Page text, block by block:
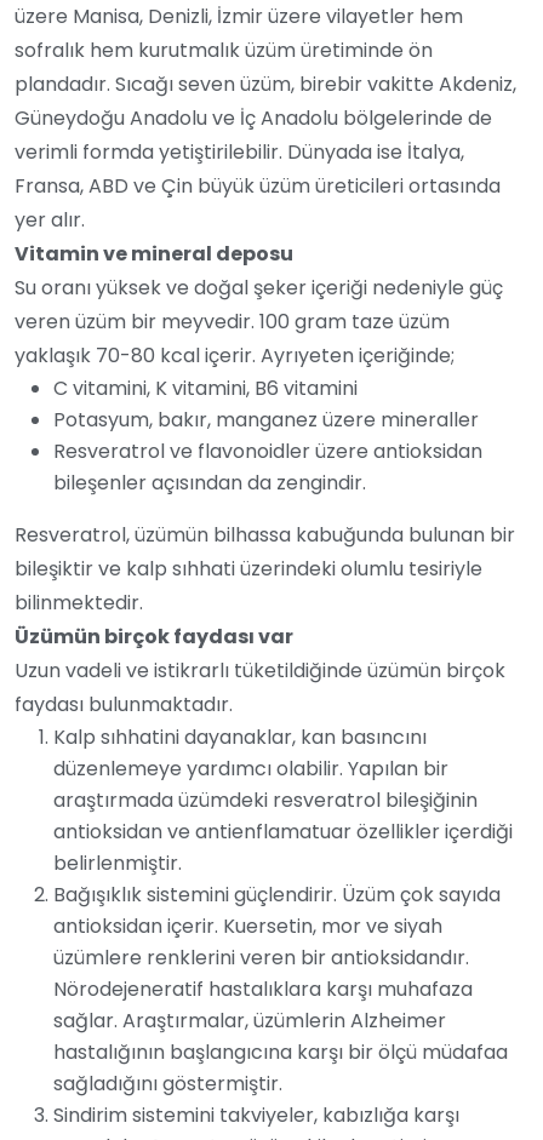
üzere Manisa, Denizli, İzmir üzere vilayetler hem
sofralık hem kurutmalık üzüm üretiminde ön
plandadır. Sıcağı seven üzüm, birebir vakitte Akdeniz,
Güneydoğu Anadolu ve İç Anadolu bölgelerinde de
verimli formda yetiştirilebilir. Dünyada ise İtalya,
Fransa, ABD ve Çin büyük üzüm üreticileri ortasında
yer alır.
Vitamin ve mineral deposu
Su oranı yüksek ve doğal şeker içeriği nedeniyle güç
veren üzüm bir meyvedir. 100 gram taze üzüm
yaklaşık 70-80 kcal içerir. Ayrıyeten içeriğinde;
C vitamini, K vitamini, B6 vitamini
Potasyum, bakır, manganez üzere mineraller
Resveratrol ve flavonoidler üzere antioksidan
bileşenler açısından da zengindir.
Resveratrol, üzümün bilhassa kabuğunda bulunan bir
bileşiktir ve kalp sıhhati üzerindeki olumlu tesiriyle
bilinmektedir.
Üzümün birçok faydası var
Uzun vadeli ve istikrarlı tüketildiğinde üzümün birçok
faydası bulunmaktadır.
Kalp sıhhatini dayanaklar, kan basıncını
düzenlemeye yardımcı olabilir. Yapılan bir
araştırmada üzümdeki resveratrol bileşiğinin
antioksidan ve antienflamatuar özellikler içerdiği
belirlenmiştir.
Bağışıklık sistemini güçlendirir. Üzüm çok sayıda
antioksidan içerir. Kuersetin, mor ve siyah
üzümlere renklerini veren bir antioksidandır.
Nörodejeneratif hastalıklara karşı muhafaza
sağlar. Araştırmalar, üzümlerin Alzheimer
hastalığının başlangıcına karşı bir ölçü müdafaa
sağladığını göstermiştir.
Sindirim sistemini takviyeler, kabızlığa karşı